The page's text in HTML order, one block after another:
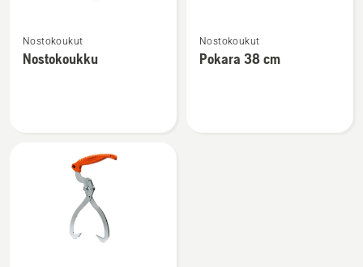
lisätietoja
tuotteesta
Nostokoukut
Nostokoukku
lisätietoja
tuotteesta
Nostokoukut
Pokara 38 cm